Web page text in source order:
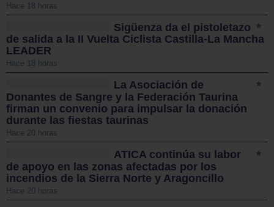
Hace 18 horas
Sigüenza da el pistoletazo
de salida a la II Vuelta Ciclista Castilla-La Mancha
LEADER
Hace 18 horas
La Asociación de
Donantes de Sangre y la Federación Taurina
firman un convenio para impulsar la donación
durante las fiestas taurinas
Hace 20 horas
ATICA continúa su labor
de apoyo en las zonas afectadas por los
incendios de la Sierra Norte y Aragoncillo
Hace 20 horas